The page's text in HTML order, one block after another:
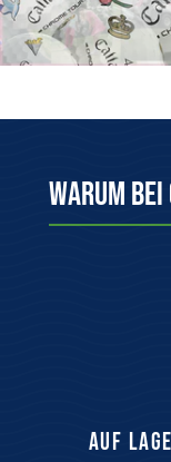
Warum
auf